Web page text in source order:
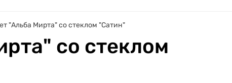
"Альба Мирта" со стеклом "Сатин"
со стеклом